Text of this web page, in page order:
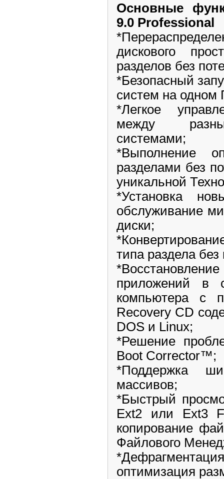
Основные
9.0 Professional
дискового
разделов без
*Безопасный
систем на одном
*Легкое
между
системами;
*Выполнение
разделами без
уникальной
*Установка
обслуживание
диски;
типа раздела
приложений в
компьютера с
Recovery CD
DOS и Linux;
*Решение
Boot Corrector™;
*Поддержка
массивов;
*Быстрый
Ext2 или Ext3
копирование
Файлового
оптимизация